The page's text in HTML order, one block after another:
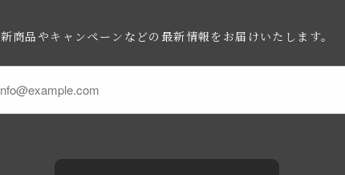
新商品やキャンペーンなどの最新情報をお届けいたします。